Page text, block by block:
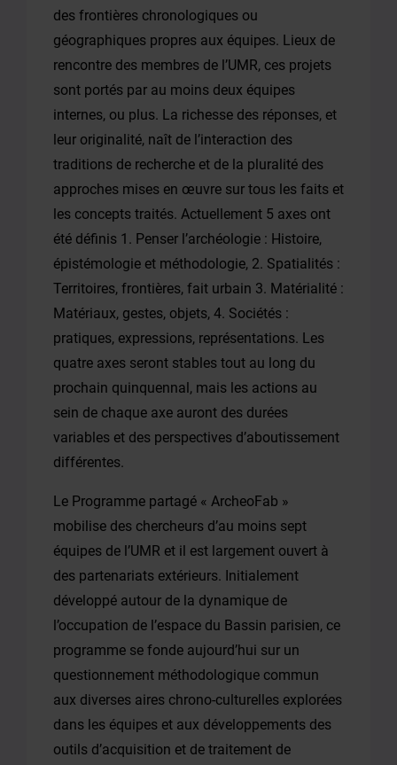
des frontières chronologiques ou
géographiques propres aux équipes. Lieux de
rencontre des membres de l’UMR, ces projets
sont portés par au moins deux équipes
internes, ou plus. La richesse des réponses, et
leur originalité, naît de l’interaction des
traditions de recherche et de la pluralité des
approches mises en œuvre sur tous les faits et
les concepts traités. Actuellement 5 axes ont
été définis 1. Penser l’archéologie : Histoire,
épistémologie et méthodologie, 2. Spatialités :
Territoires, frontières, fait urbain 3. Matérialité :
Matériaux, gestes, objets, 4. Sociétés :
pratiques, expressions, représentations. Les
quatre axes seront stables tout au long du
prochain quinquennal, mais les actions au
sein de chaque axe auront des durées
variables et des perspectives d’aboutissement
différentes.
Le Programme partagé « ArcheoFab »
mobilise des chercheurs d’au moins sept
équipes de l’UMR et il est largement ouvert à
des partenariats extérieurs. Initialement
développé autour de la dynamique de
l’occupation de l’espace du Bassin parisien, ce
programme se fonde aujourd’hui sur un
questionnement méthodologique commun
aux diverses aires chrono-culturelles explorées
dans les équipes et aux développements des
outils d’acquisition et de traitement de